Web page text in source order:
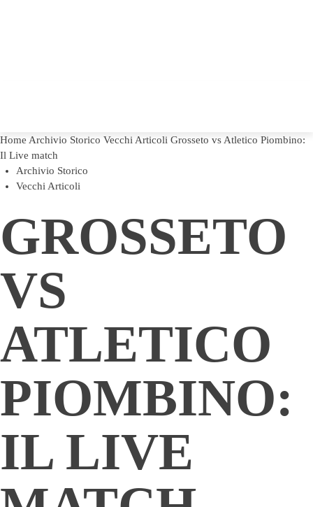
Home Archivio Storico Vecchi Articoli Grosseto vs Atletico Piombino:
Il Live match
Archivio Storico
Vecchi Articoli
GROSSETO
VS
ATLETICO
PIOMBINO:
IL LIVE